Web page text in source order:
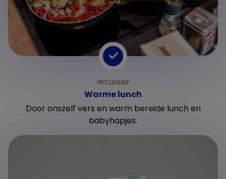
Warme lunch
Door onszelf vers en warm bereide lunch en
babyhapjes.